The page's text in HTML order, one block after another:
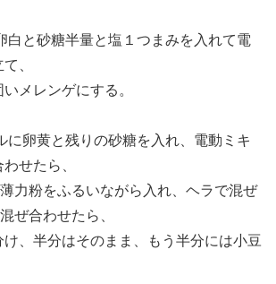
白と砂糖半量と塩１つまみを入れて電
、
メレンゲにする。
に卵黄と残りの砂糖を入れ、電動ミキ
せたら、
力粉をふるいながら入れ、ヘラで混ぜ
ぜ合わせたら、
け、半分はそのまま、もう半分には小豆